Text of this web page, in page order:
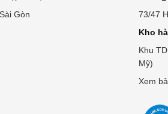
Gòn
73/47
Kho
Khu
Mỹ)
Xem